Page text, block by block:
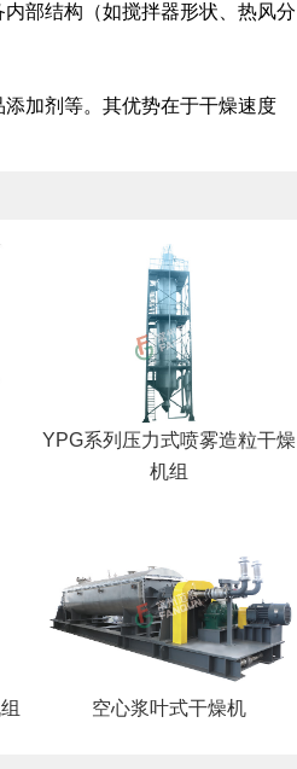
部结构（如搅拌器形状、热风分
加剂等。其优势在于干燥速度
YPG系列压力式喷雾造粒干燥
机组
空心浆叶式干燥机